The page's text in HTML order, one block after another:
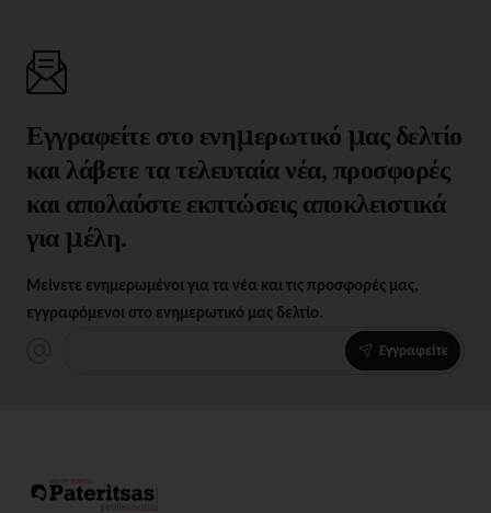
Εγγραφείτε στο ενημερωτικό μας δελτίο
και λάβετε τα τελευταία νέα, προσφορές
και απολαύστε εκπτώσεις αποκλειστικά
για μέλη.
Μείνετε ενημερωμένοι για τα νέα και τις προσφορές μας,
εγγραφόμενοι στο ενημερωτικό μας δελτίο.
Εγγραφείτε